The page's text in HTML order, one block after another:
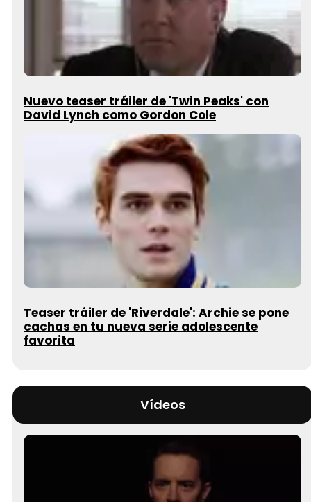
Nuevo teaser tráiler de 'Twin Peaks' con
David Lynch como Gordon Cole
Teaser tráiler de 'Riverdale': Archie se pone
cachas en tu nueva serie adolescente
favorita
Vídeos